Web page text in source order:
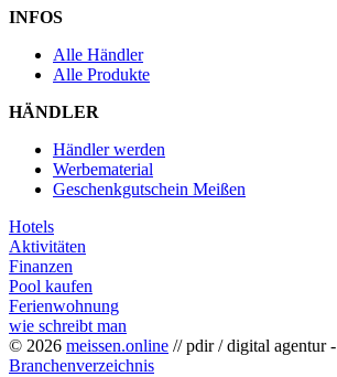
INFOS
Alle Händler
Alle Produkte
HÄNDLER
Händler werden
Werbematerial
Geschenkgutschein Meißen
Hotels
Aktivitäten
Finanzen
Pool kaufen
Ferienwohnung
wie schreibt man
© 2026 meissen.online // pdir / digital agentur -
Branchenverzeichnis